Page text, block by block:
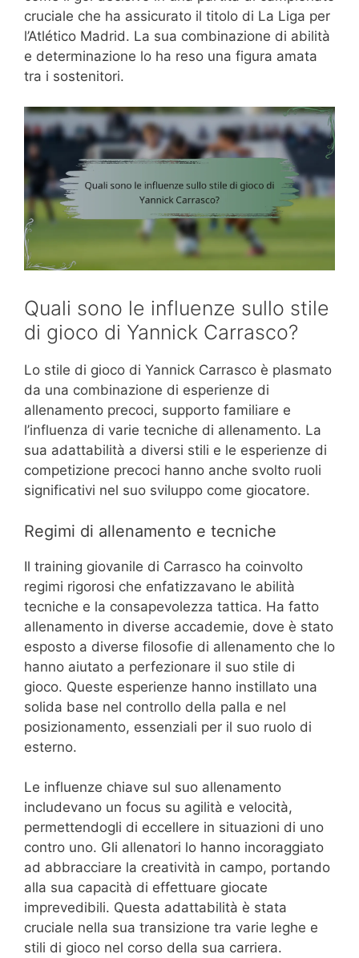
cruciale che ha assicurato il titolo di La Liga per
l’Atlético Madrid. La sua combinazione di abilità
e determinazione lo ha reso una figura amata
tra i sostenitori.
Quali sono le influenze sullo stile
di gioco di Yannick Carrasco?
Lo stile di gioco di Yannick Carrasco è plasmato
da una combinazione di esperienze di
allenamento precoci, supporto familiare e
l’influenza di varie tecniche di allenamento. La
sua adattabilità a diversi stili e le esperienze di
competizione precoci hanno anche svolto ruoli
significativi nel suo sviluppo come giocatore.
Regimi di allenamento e tecniche
Il training giovanile di Carrasco ha coinvolto
regimi rigorosi che enfatizzavano le abilità
tecniche e la consapevolezza tattica. Ha fatto
allenamento in diverse accademie, dove è stato
esposto a diverse filosofie di allenamento che lo
hanno aiutato a perfezionare il suo stile di
gioco. Queste esperienze hanno instillato una
solida base nel controllo della palla e nel
posizionamento, essenziali per il suo ruolo di
esterno.
Le influenze chiave sul suo allenamento
includevano un focus su agilità e velocità,
permettendogli di eccellere in situazioni di uno
contro uno. Gli allenatori lo hanno incoraggiato
ad abbracciare la creatività in campo, portando
alla sua capacità di effettuare giocate
imprevedibili. Questa adattabilità è stata
cruciale nella sua transizione tra varie leghe e
stili di gioco nel corso della sua carriera.